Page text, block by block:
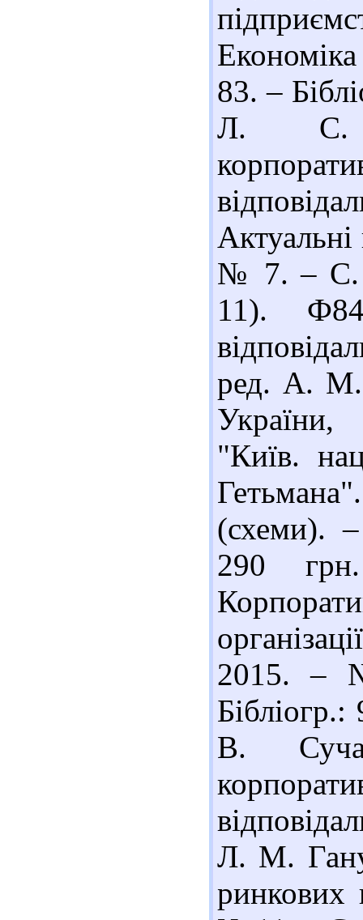
83. –
Л. С.
№ 7. – С.
11).
ред. А. М.
"Київ.
(схеми). –
290
2015. –
В.
Л. М.
ринкових